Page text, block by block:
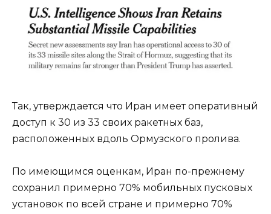
Так, утверждается что Иран имеет оперативный
доступ к 30 из 33 своих ракетных баз,
расположенных вдоль Ормузского пролива.
По имеющимся оценкам, Иран по-прежнему
сохранил примерно 70% мобильных пусковых
установок по всей стране и примерно 70%